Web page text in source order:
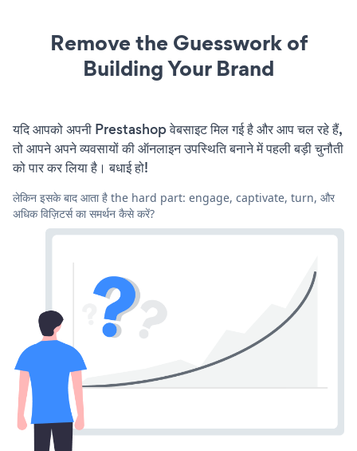
Remove the Guesswork of
Building Your Brand
यदि आपको अपनी Prestashop वेबसाइट मिल गई है और आप चल रहे हैं,
तो आपने अपने व्यवसायों की ऑनलाइन उपस्थिति बनाने में पहली बड़ी चुनौती
को पार कर लिया है। बधाई हो!
लेकिन इसके बाद आता है the hard part: engage, captivate, turn, और
अधिक विज़िटर्स का समर्थन कैसे करें?